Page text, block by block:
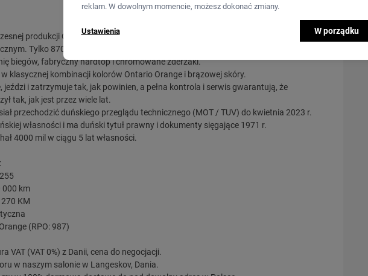
produkcji Chevrolet Corvette (C3) Stingray Convertible w świetnym stanie
Tylko 87047 mil na liczniku. Samochód zachowuje oryginalny 5,7-litrowy silnik
biegów, fabryczny hardtop i chromowane zderzaki.
klasycznej kombinacji kolorów Ontario Orange i brązowej skóry.
jeździ i zatrzymuje tak, jak powinien, a pełna kontrola i serwis gwarantują, że
tak, jak jest przez wiele lat.
przechodzić duńskiego przeglądu technicznego (MOT / TUV) do kwietnia 2023 r.
własności i ma duński tytuł prawny i dokumenty sięgające 1971 r.
4000 mil w ciągu 5 lat własności.
000 km
KM
(RPO: 987)
VAT (VAT 0%) z Danii, cena do negocjacji.
w naszym salonie w Langeskov, Dania.
reklam. W dowolnym momencie, możesz dokonać zmiany.
Ustawienia W porządku